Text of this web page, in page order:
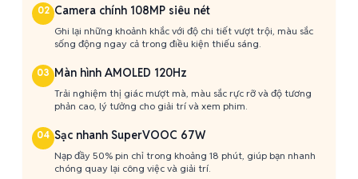
02 Camera chính 108MP siêu nét
Ghi lại những khoảnh khắc với độ chi tiết vượt trội, màu sắc
sống động ngay cả trong điều kiện thiếu sáng.
03 Màn hình AMOLED 120Hz
Trải nghiệm thị giác mượt mà, màu sắc rực rỡ và độ tương
phản cao, lý tưởng cho giải trí và xem phim.
04 Sạc nhanh SuperVOOC 67W
Nạp đầy 50% pin chỉ trong khoảng 18 phút, giúp bạn nhanh
chóng quay lại công việc và giải trí.